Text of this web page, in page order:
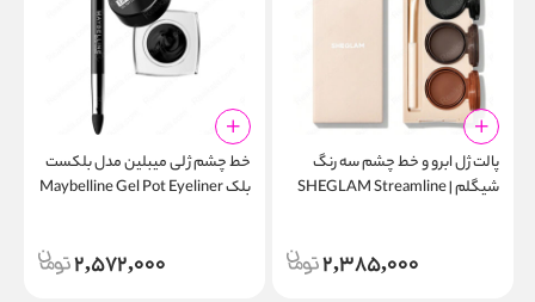
پالت ژل ابرو و خط چشم سه رنگ
شیگلم | SHEGLAM Streamline
2,385,000
خط چشم ژلی میبلین مدل بلکست
بلک Maybelline Gel Pot Eyeliner
2,572,000